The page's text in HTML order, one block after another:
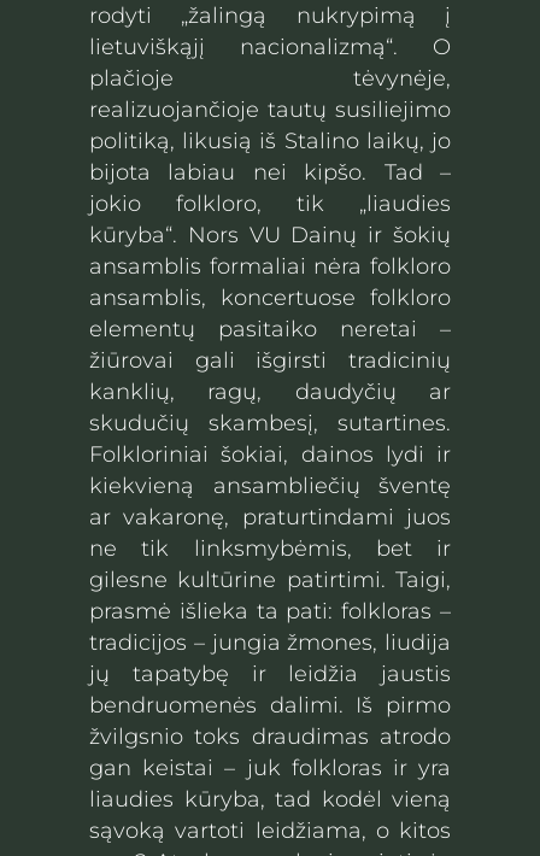
rodyti „žalingą nukrypimą į
lietuviškąjį nacionalizmą“. O
plačioje tėvynėje,
realizuojančioje tautų susiliejimo
politiką, likusią iš Stalino laikų, jo
bijota labiau nei kipšo. Tad –
jokio folkloro, tik „liaudies
kūryba“. Nors VU Dainų ir šokių
ansamblis formaliai nėra folkloro
ansamblis, koncertuose folkloro
elementų pasitaiko neretai –
žiūrovai gali išgirsti tradicinių
kanklių, ragų, daudyčių ar
skudučių skambesį, sutartines.
Folkloriniai šokiai, dainos lydi ir
kiekvieną ansambliečių šventę
ar vakaronę, praturtindami juos
ne tik linksmybėmis, bet ir
gilesne kultūrine patirtimi. Taigi,
prasmė išlieka ta pati: folkloras –
tradicijos – jungia žmones, liudija
jų tapatybę ir leidžia jaustis
bendruomenės dalimi. Iš pirmo
žvilgsnio toks draudimas atrodo
gan keistai – juk folkloras ir yra
liaudies kūryba, tad kodėl vieną
sąvoką vartoti leidžiama, o kitos